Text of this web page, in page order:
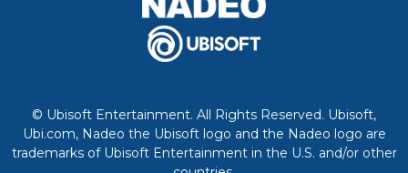
© Ubisoft Entertainment. All Rights Reserved. Ubisoft,
Ubi.com, Nadeo the Ubisoft logo and the Nadeo logo are
trademarks of Ubisoft Entertainment in the U.S. and/or other